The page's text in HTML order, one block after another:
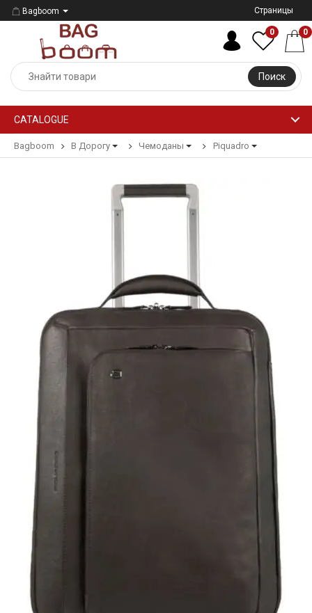
Bagboom Страницы
Поиск
0 0
CATALOGUE
Bagboom В Дорогу Чемоданы Piquadro